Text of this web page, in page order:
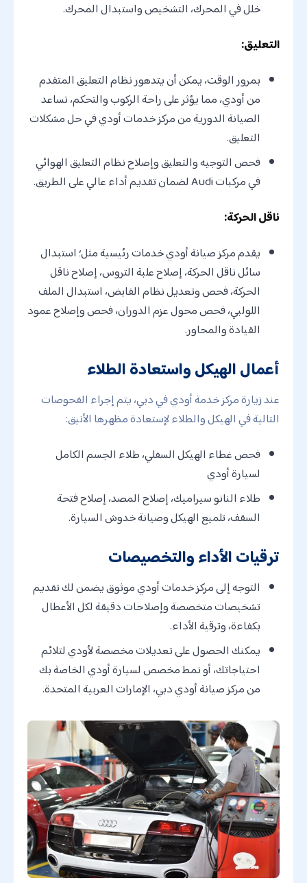
خلل في المحرك، التشخيص واستبدال المحرك.
التعليق:
بمرور الوقت، يمكن أن يتدهور نظام التعليق المتقدم
من أودي، مما يؤثر على راحة الركوب والتحكم، تساعد
الصيانة الدورية من مركز خدمات أودي في حل مشكلات
التعليق.
فحص التوجيه والتعليق وإصلاح نظام التعليق الهوائي
في مركبات Audi لضمان تقديم أداء عالي على الطريق.
ناقل الحركة:
يقدم مركز صيانة أودي خدمات رئيسية مثل؛ استبدال
سائل ناقل الحركة، إصلاح علبة التروس، إصلاح ناقل
الحركة، فحص وتعديل نظام القابض، استبدال الملف
اللولبي، فحص محول عزم الدوران، فحص وإصلاح عمود
القيادة والمحاور.
أعمال الهيكل واستعادة الطلاء
عند زيارة مركز خدمة أودي في دبي، يتم إجراء الفحوصات
التالية في الهيكل والطلاء لإستعادة مظهرها الأنيق:
فحص غطاء الهيكل السفلي، طلاء الجسم الكامل
لسيارة أودي
طلاء النانو سيراميك، إصلاح المصد، إصلاح فتحة
السقف، تلميع الهيكل وصيانة خدوش السيارة.
ترقيات الأداء والتخصيصات
التوجه إلى مركز خدمات أودي موثوق يضمن لك تقديم
تشخيصات متخصصة وإصلاحات دقيقة لكل الأعطال
بكفاءة، وترقية الأداء.
يمكنك الحصول على تعديلات مخصصة لأودي لتلائم
احتياجاتك، أو نمط مخصص لسيارة أودي الخاصة بك
من مركز صيانة أودي دبي، الإمارات العربية المتحدة.